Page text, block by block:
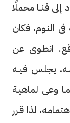
قنــا محملًا
النـوم، فكان
انطـوى عن
يجلس فيــه
وعى لماهيـة
لذا قـرر